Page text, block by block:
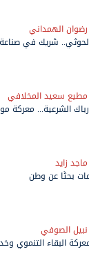
رضوان الهمداني
شريك في صناعة
مطيع سعيد المخلافي
الشرعية... معركة
ماجد زايد
بحثًا عن وطن
نبيل الصوفي
البقاء التنموي